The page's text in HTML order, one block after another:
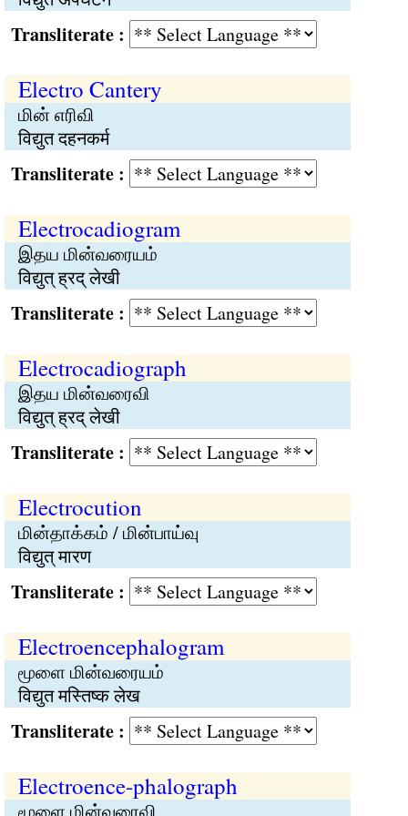
:
Electro Cantery
மின் எரிவி
विद्युत दहनकर्म
:
Electrocadiogram
இதய மின்வரையம்
विद्युत् ह्रद् लेखी
:
Electrocadiograph
இதய மின்வரைவி
विद्युत् ह्रद् लेखी
:
Electrocution
மின்தாக்கம் / மின்பாய்வு
विद्युत् मारण
:
Electroencephalogram
மூளை மின்வரையம்
विद्युत मस्तिष्क लेख
:
Electroence-phalograph
மூளை மின்வரைவி